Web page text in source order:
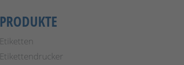
PRODUKTE
Etiketten
Etikettendrucker